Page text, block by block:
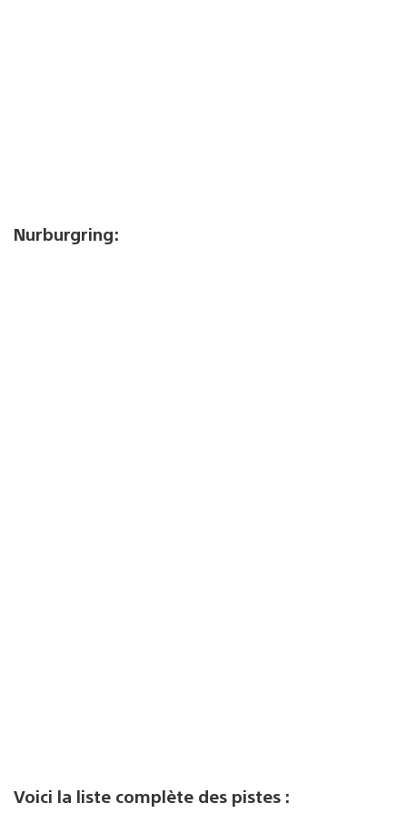
Nurburgring:
Voici la liste complète des pistes :